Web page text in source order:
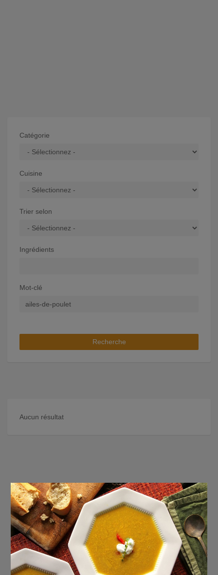
Catégorie
Cuisine
Trier selon
Ingrédients
Mot-clé
Recherche
Aucun résultat
×